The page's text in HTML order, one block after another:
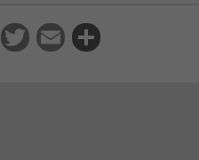
Facebook
Twitter
Email